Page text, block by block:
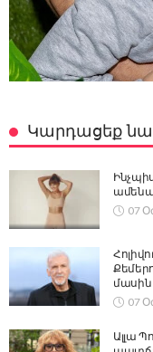
Կարդացեք
07
մասին
07
Ալլա